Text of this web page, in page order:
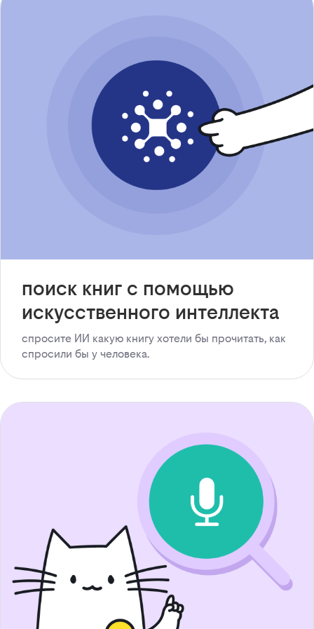
поиск книг с помощью
искусственного интеллекта
спросите ИИ какую книгу хотели бы прочитать, как
спросили бы у человека.